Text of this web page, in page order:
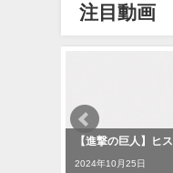
注目動画
【進撃の巨人】ヒ
2024年10月25日